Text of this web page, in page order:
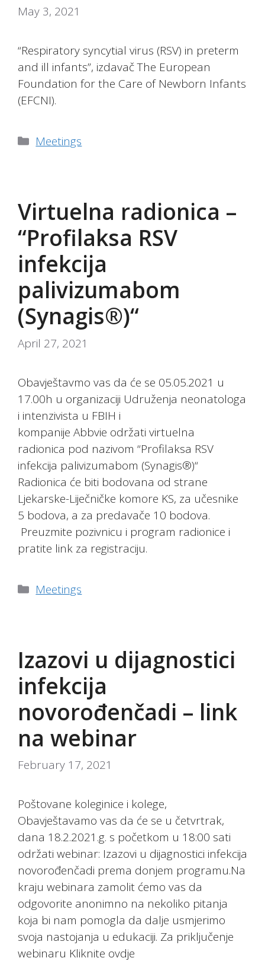
May 3, 2021
“Respiratory syncytial virus (RSV) in preterm
and ill infants”, izdavač The European
Foundation for the Care of Newborn Infants
(EFCNI).
Categories
Meetings
Virtuelna radionica –
“Profilaksa RSV
infekcija
palivizumabom
(Synagis®)“
April 27, 2021
Obavještavmo vas da će se 05.05.2021 u
17.00h u organizaciji Udruženja neonatologa
i intenzivista u FBIH i
kompanije Abbvie održati virtuelna
radionica pod nazivom “Profilaksa RSV
infekcija palivizumabom (Synagis®)“
Radionica će biti bodovana od strane
Ljekarske-Liječničke komore KS, za učesnike
5 bodova, a za predavače 10 bodova.
Preuzmite pozivnicu i program radionice i
pratite link za registraciju.
Categories
Meetings
Izazovi u dijagnostici
infekcija
novorođenčadi – link
na webinar
February 17, 2021
Poštovane koleginice i kolege,
Obavještavamo vas da će se u četvrtrak,
dana 18.2.2021.g. s početkom u 18:00 sati
održati webinar: Izazovi u dijagnostici infekcija
novorođenčadi prema donjem programu.Na
kraju webinara zamolit ćemo vas da
odgovorite anonimno na nekoliko pitanja
koja bi nam pomogla da dalje usmjerimo
svoja nastojanja u edukaciji. Za priključenje
webinaru Kliknite ovdje